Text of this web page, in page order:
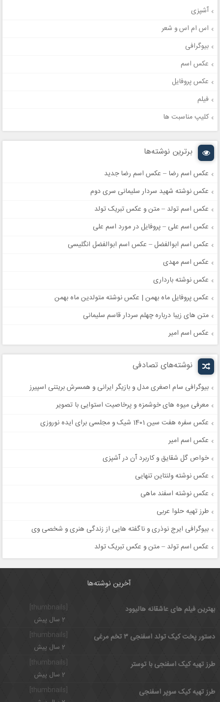
آشپزی
اس ام اس و شعر
بیوگرافی
عکس اسم
عکس پروفایل
فیلم
کلیپ مناسبت ها
برترین نوشته‌ها
عکس اسم رضا – عکس اسم رضا جدید
عکس نوشته شهید سردار سلیمانی سری دوم
عکس اسم تولد – متن و عکس تبریک تولد
عکس اسم علی – پروفایل در مورد اسم علی
عکس اسم ابوالفضل – عکس اسم ابوالفضل انگلیسی
عکس اسم مهدی
عکس نوشته بارداری
عکس پروفایل ماه بهمن | عکس نوشته متولدین ماه بهمن
متن های زیبا درباره چهلم سردار قاسم سلیمانی
عکس اسم امیر
نوشته‌های تصادفی
بیوگرافی سام اصغری مدل و بازیگر ایرانی و همسرش بریتنی اسپیرز
معرفی میوه های خوشمزه و پرخاصیت استوایی با تصویر
عکس سفره هفت سین 1401 شیک و مجلسی برای ایده نوروزی
عکس اسم امیر
خواص گل شقایق و کاربرد آن در آشپزی
عکس نوشته ولنتاین تنهایی
عکس نوشته اسفند ماهی
طرز تهیه حلوا عربی
بیوگرافی ایرج نوذری و ناگفته هایی از زندگی هنری و شخصی وی
عکس اسم تولد – متن و عکس تبریک تولد
آخرین نوشته‌ها
بهترین فیلم های عاشقانه هالیوود
2 سال پیش
[thumbnails]
دستور پخت کیک تولد اسفنجی ۳ تخم مرغی
2 سال پیش
طرز تهیه کیک اسفنجی با توستر
2 سال پیش
[thumbnails]
طرز تهیه کیک سوپر اسفنجی